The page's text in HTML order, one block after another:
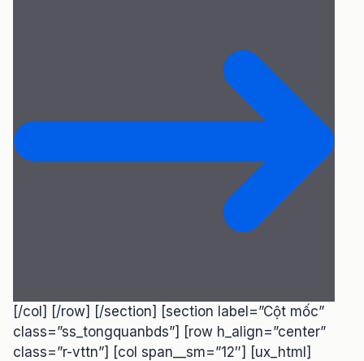
[/col] [/row] [/section] [section label=”Cột mốc”
class=”ss_tongquanbds”] [row h_align=”center”
class=”r-vttn”] [col span__sm=”12″] [ux_html]